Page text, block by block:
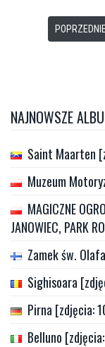
NAJNOWSZE
Saint Maarten
Muzeum
MAGICZNE
JANOWIEC, PARK
Zamek św.
Sighisoara
Pirna [zdjęcia:
Belluno